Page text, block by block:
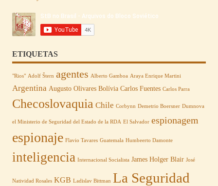
ETIQUETAS
"Rios" Adolf Štern agentes Alberto Gamboa Araya Enrique Martini
Argentina Augusto Olivares Bolívia Carlos Fuentes Carlos Parra
Checoslovaquia Chile Corbynn Demetrio Boersner Dumnova
el Ministerio de Seguridad del Estado de la RDA El Salvador espionagem
espionaje Flavio Tavares Guatemala Humbeerto Damonte
inteligencia Internacional Socialista James Holger Blair José
Natividad Rosales KGB Ladislav Bittman La Seguridad